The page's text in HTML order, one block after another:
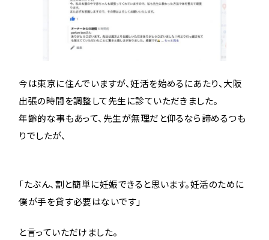
今は東京に住んでいますが、妊活を始めるにあたり、大阪
出張の時間を調整して先生に診ていただきました。
年齢的な事もあって、先生が無理だと仰るなら諦めるつも
りでしたが、
「たぶん、割と簡単に妊娠できると思います。妊活のために
僕が手を貸す必要はないです」
と言っていただけました。